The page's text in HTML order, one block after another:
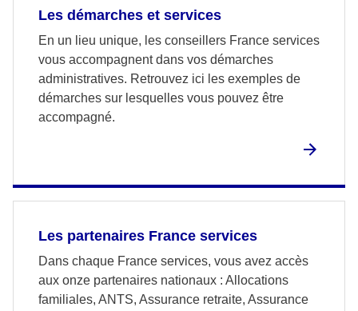
Les démarches et services
En un lieu unique, les conseillers France services
vous accompagnent dans vos démarches
administratives. Retrouvez ici les exemples de
démarches sur lesquelles vous pouvez être
accompagné.
Les partenaires France services
Dans chaque France services, vous avez accès
aux onze partenaires nationaux : Allocations
familiales, ANTS, Assurance retraite, Assurance